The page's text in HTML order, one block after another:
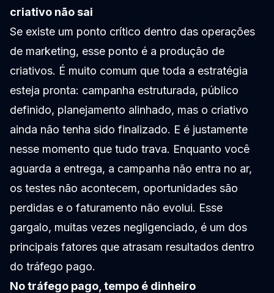
criativo não sai
Se existe um ponto crítico dentro das operações
de marketing, esse ponto é a produção de
criativos. É muito comum que toda a estratégia
esteja pronta: campanha estruturada, público
definido, planejamento alinhado, mas o criativo
ainda não tenha sido finalizado. E é justamente
nesse momento que tudo trava. Enquanto você
aguarda a entrega, a campanha não entra no ar,
os testes não acontecem, oportunidades são
perdidas e o faturamento não evolui. Esse
gargalo, muitas vezes negligenciado, é um dos
principais fatores que atrasam resultados dentro
do tráfego pago.
No tráfego pago, tempo é dinheiro